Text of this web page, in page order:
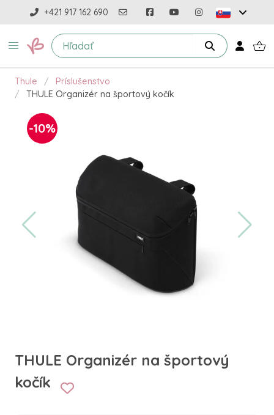
+421 917 162 690
Thule
Príslušenstvo
THULE Organizér na športový kočík
-10%
THULE Organizér na športový
kočík